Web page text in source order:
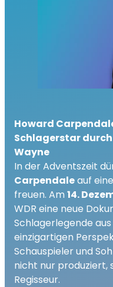
Howard
Schlagerstar durch
Wayne
In der Adventszeit
Carpendaleauf
freuen. Am14.
WDR eine neue
Schlagerlegende
einzigartigen
Schauspieler und
nicht nur produziert,
Regisseur.